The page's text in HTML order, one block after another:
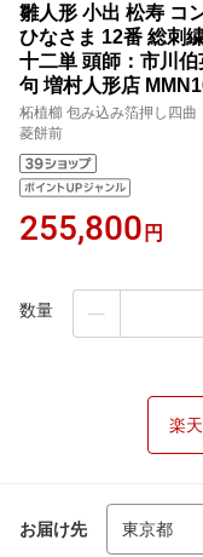
雛人形 小出 松寿 コ
ひなさま 12番 総刺
十二単 頭師：市川
句 増村人形店
柘植櫛 包み込み箔押し四曲
菱餅前
255,800 円
数量
楽
お届け先